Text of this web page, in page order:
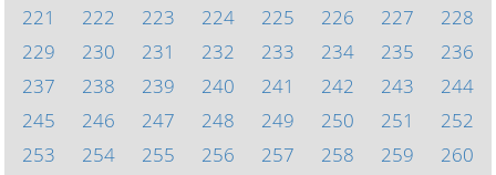
221
222 223 224 225 226 227
228
229
230 231 232 233 234 235
236
237
238 239 240 241 242 243
244
245
246 247 248 249 250 251
252
253
254 255 256 257 258 259
260